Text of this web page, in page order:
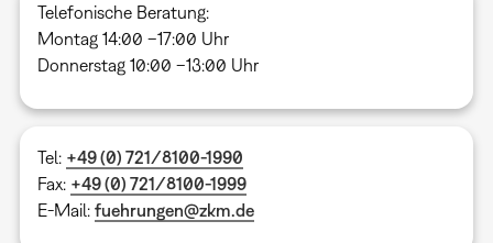
Telefonische Beratung:
Montag 14:00 –17:00 Uhr
Donnerstag 10:00 –13:00 Uhr
Tel: +49 (0) 721/8100-1990
Fax: +49 (0) 721/8100-1999
E-Mail: fuehrungen@zkm.de